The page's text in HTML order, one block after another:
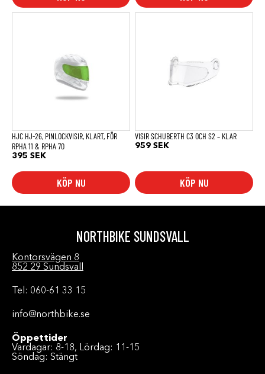
HJC HJ-26, PINLOCKVISIR, KLART, FÖR
RPHA 11 & RPHA 70
395 SEK
KÖP NU
VISIR SCHUBERTH C3 OCH S2 – KLAR
959 SEK
KÖP NU
varianter.
produktsidan
NORTHBIKE SUNDSVALL
Kontorsvägen 8
852 29 Sundsvall
Tel: 060-61 33 15
info@northbike.se
Öppettider
Vardagar: 8-18, Lördag: 11-15
Söndag: Stängt